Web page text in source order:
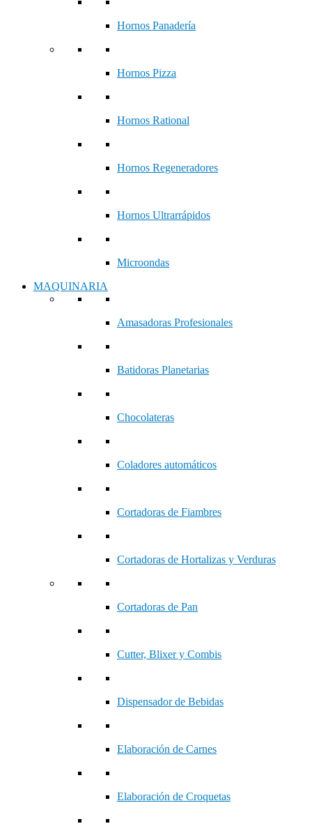
Hornos Panadería
Hornos Pizza
Hornos Rational
Hornos Regeneradores
Hornos Ultrarrápidos
Microondas
MAQUINARIA
Amasadoras Profesionales
Batidoras Planetarias
Chocolateras
Coladores automáticos
Cortadoras de Fiambres
Cortadoras de Hortalizas y Verduras
Cortadoras de Pan
Cutter, Blixer y Combis
Dispensador de Bebidas
Elaboración de Carnes
Elaboración de Croquetas